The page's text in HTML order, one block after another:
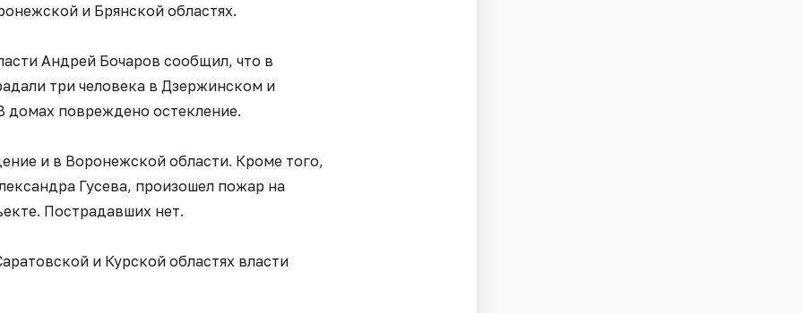
и Брянской областях.
Андрей Бочаров сообщил, что в
три человека в Дзержинском и
домах повреждено остекление.
и в Воронежской области. Кроме того,
Гусева, произошел пожар на
Пострадавших нет.
и Курской областях власти